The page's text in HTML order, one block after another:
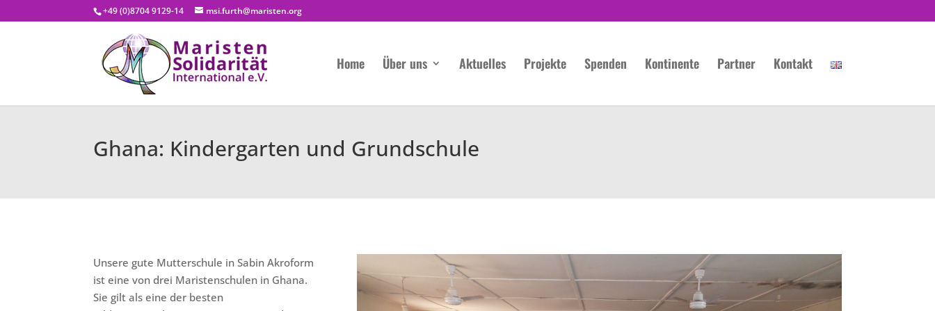
+49 (0)8704 9129-14 msi.furth@maristen.org
Home Über uns Aktuelles Projekte Spenden Kontinente Partner Kontakt
Ghana: Kindergarten und Grundschule
Unsere gute Mutterschule in Sabin Akroform
ist eine von drei Maristenschulen in Ghana.
Sie gilt als eine der besten